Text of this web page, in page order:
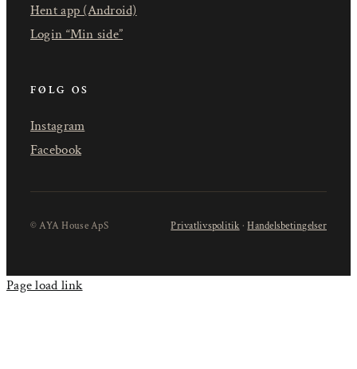
Hent app (Android)
Login “Min side”
FØLG OS
Instagram
Facebook
© AYA House ApS Privatlivspolitik ·Handelsbetingelser
Page load link